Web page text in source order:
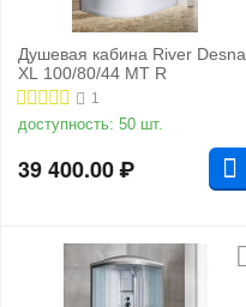
Душевая кабина River Desna
XL 100/80/44 MT R
1
доступность: 50 шт.
39 400.00₽